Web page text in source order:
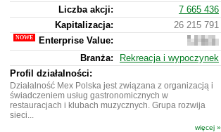
Liczba akcji:
7 665 436
Kapitalizacja:
26 215 791
Enterprise Value:
526
791
Branża:
Rekreacja i wypoczynek
Profil działalności:
Działalność Mex Polska jest związana z organizacją i
świadczeniem usług gastronomicznych w
restauracjach i klubach muzycznych. Grupa rozwija
sieci...
więcej »